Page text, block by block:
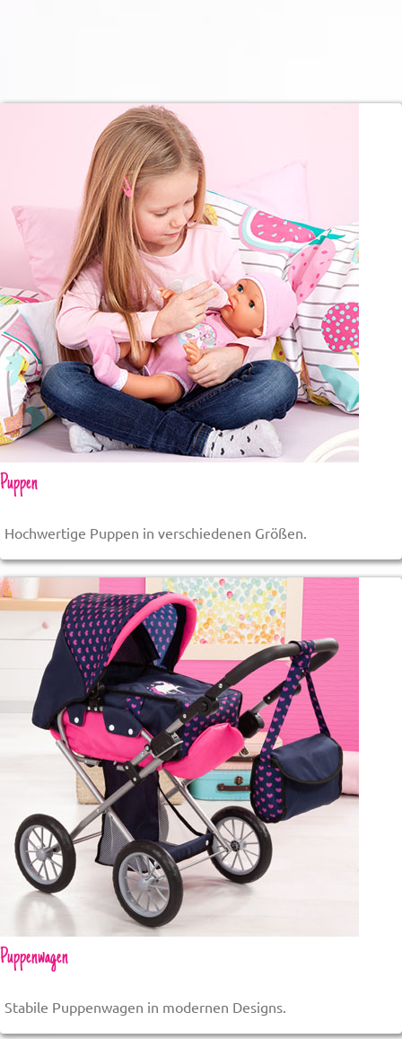
Puppen
Hochwertige Puppen in verschiedenen Größen.
Puppenwagen
Stabile Puppenwagen in modernen Designs.